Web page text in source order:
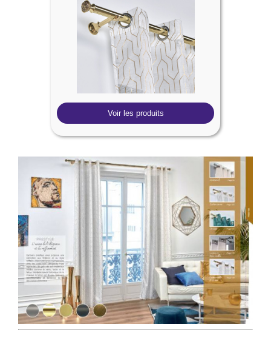
Voir les produits